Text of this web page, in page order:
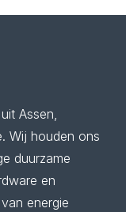
Assen,
Wij houden ons
duurzame
en
energie